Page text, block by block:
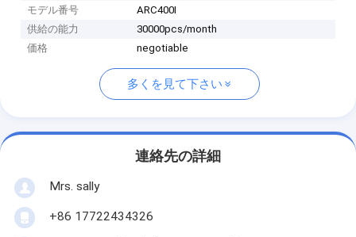
モデル番号
ARC400I
供給の能力
30000pcs/month
価格
negotiable
多くを見て下さい
連絡先の詳細
Mrs. sally
+86 17722434326